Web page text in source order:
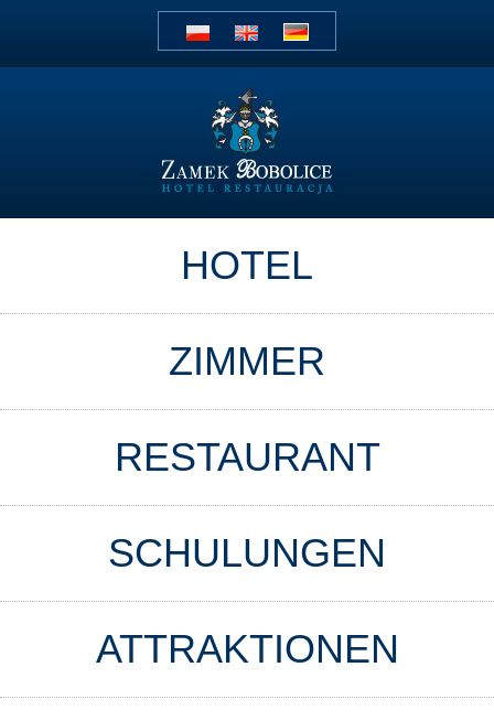
HOTEL
ZIMMER
RESTAURANT
SCHULUNGEN
ATTRAKTIONEN